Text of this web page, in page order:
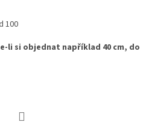
100
li si objednat například 40 cm, do